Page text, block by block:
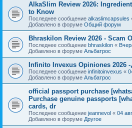
AlkaSlim Review 2026:
to Know
Последнее сообщение alkaslimcapsules
Добавлено в форуме Общий форум
Bhraskilon Review 2026 - Scam
Последнее сообщение bhraskilon «
Добавлено в форуме Альбатрос
Infinito Invexus Opiniones 2026
Последнее сообщение infinitoinvexus «
Добавлено в форуме Альбатрос
official passport purchase
Purchase genuine passports
cards, dr
Последнее сообщение jeannevol « 04
Добавлено в форуме Другое